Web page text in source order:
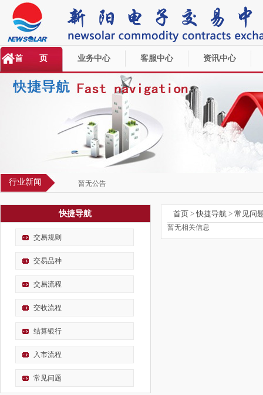
首 页 业务中心 客服中心 资讯中心
行业新闻 暂无公告
快捷导航
交易规则
交易品种
交易流程
交收流程
结算银行
入市流程
常见问题
首页 >快捷导航 > 常见问
暂无相关信息